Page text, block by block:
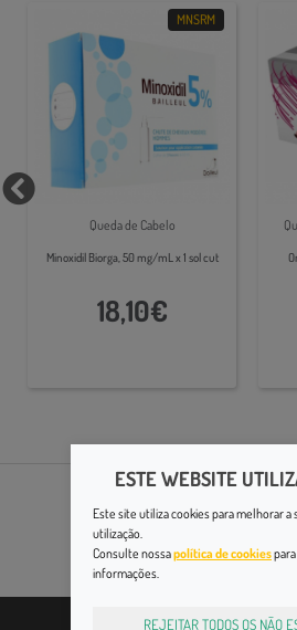
MNSRM
Queda de Cabelo
Minoxidil Biorga, 50 mg/mL x 1 sol cut
18,10€
ESTE WEBSITE
Este site utiliza cookies para melhorar a
utilização.
Consulte nossapolítica de cookies
informações.
REJEITAR TODOS OS NÃO